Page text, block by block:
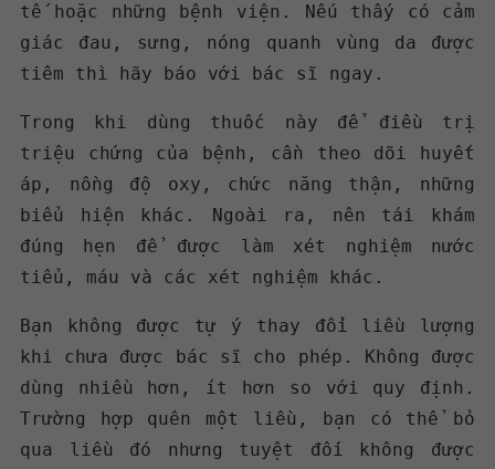
tế hoặc những bệnh viện. Nếu thấy có cảm
giác đau, sưng, nóng quanh vùng da được
tiêm thì hãy báo với bác sĩ ngay.
Trong khi dùng thuốc này để điều trị
triệu chứng của bệnh, cần theo dõi huyết
áp, nồng độ oxy, chức năng thận, những
biểu hiện khác. Ngoài ra, nên tái khám
đúng hẹn để được làm xét nghiệm nước
tiểu, máu và các xét nghiệm khác.
Bạn không được tự ý thay đổi liều lượng
khi chưa được bác sĩ cho phép. Không được
dùng nhiều hơn, ít hơn so với quy định.
Trường hợp quên một liều, bạn có thể bỏ
qua liều đó nhưng tuyệt đối không được